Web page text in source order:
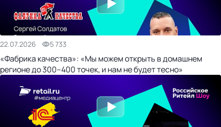
22.07.2026 5 733
«Фабрика качества»: «Мы можем открыть в домашнем
регионе до 300–400 точек, и нам не будет тесно»